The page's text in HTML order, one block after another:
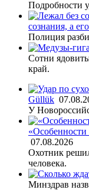
Подробности
сознания, а
Полиция
Сотни
край.
Güllük
У
07.08.2026
Охотник
человека.
Минздрав